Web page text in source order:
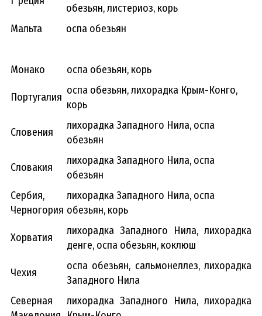
обезьян, листериоз, корь
Мальта
оспа обезьян
Монако оспа обезьян, корь
Португалия
оспа обезьян, лихорадка Крым-Конго,
корь
Словения
лихорадка Западного Нила, оспа
обезьян
Словакия
лихорадка Западного Нила, оспа
обезьян
Сербия,
Черногория
лихорадка Западного Нила, оспа
обезьян, корь
Хорватия
лихорадка Западного Нила, лихорадка
денге, оспа обезьян, коклюш
Чехия
оспа обезьян, сальмонеллез, лихорадка
Западного Нила
Северная
лихорадка Западного Нила, лихорадка